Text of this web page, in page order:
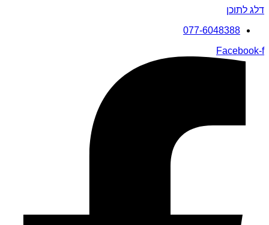
דלג לתוכן
077-6048388
Facebook-f